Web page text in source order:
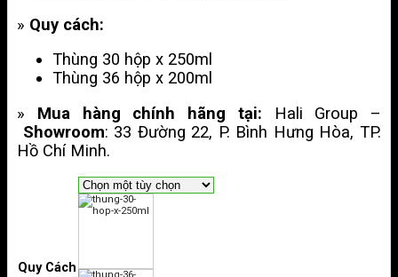
» Quy cách:
Thùng 30 hộp x 250ml
Thùng 36 hộp x 200ml
» Mua hàng chính hãng tại: Hali Group –
Showroom: 33 Đường 22, P. Bình Hưng Hòa, TP.
Hồ Chí Minh.
Quy Cách